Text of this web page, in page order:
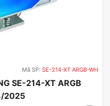
Mã SP: SE-214-XT ARGB-WH
SE-214-XT ARGB
2025